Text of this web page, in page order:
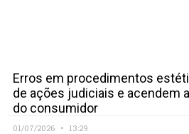
Erros em procedimentos
de ações judiciais e acendem
do consumidor
01/07/2026 13:29